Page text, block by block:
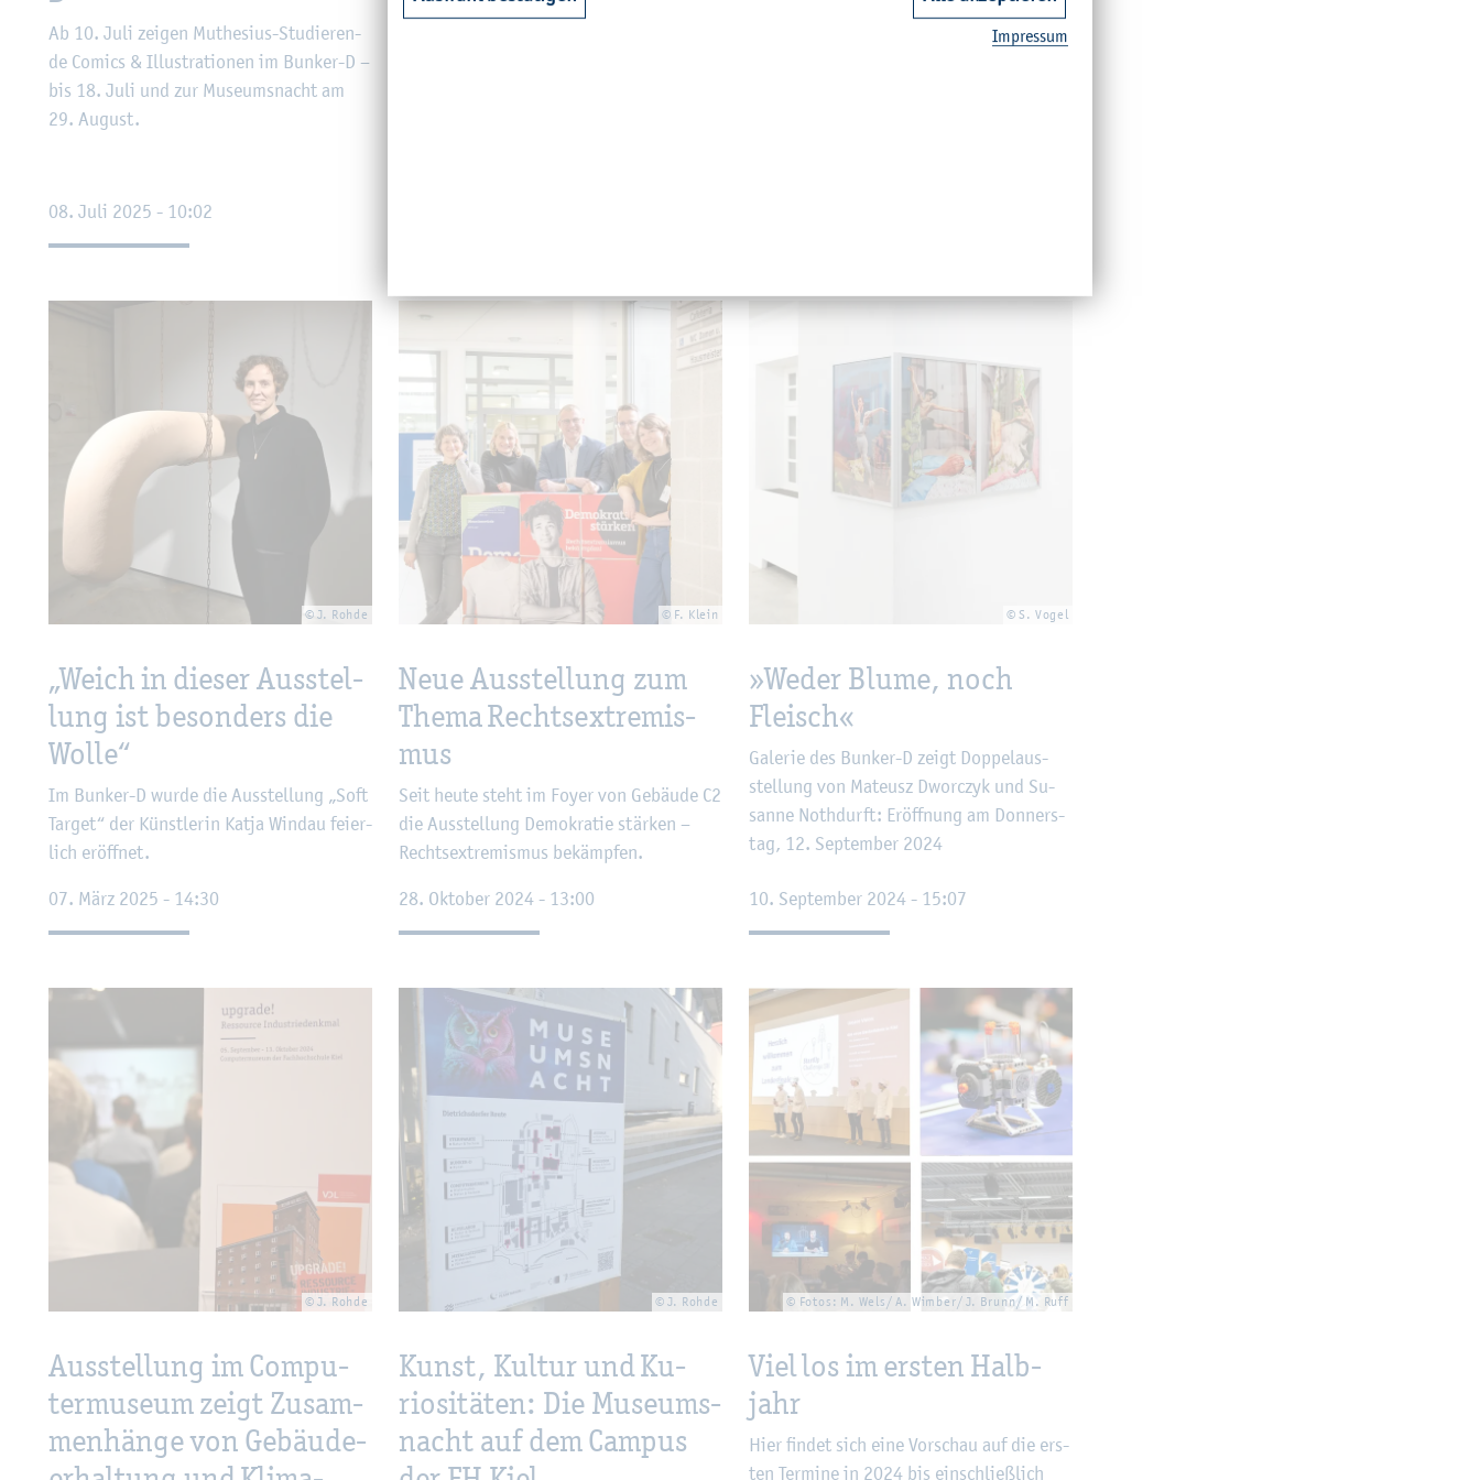
Ab 10. Juli zei­gen Muthe­si­us-Stu­die­ren­
de Co­mics & Il­lus­tra­tio­nen im Bun­ker-D –
bis 18. Juli und zur Mu­se­ums­nacht am
29. Au­gust.
08. Juli 2025 - 10:02
Ent­wer­fen leh­ren.
Mai im Bun­ker-D Ar­bei­ten aus Pra­xis,
© J. Rohde
„Weich in die­ser Aus­stel­
lung ist be­son­ders die
Wolle“
Im Bun­ker-D wurde die Aus­stel­lung „Soft
Tar­get“ der Künst­le­rin Katja Windau fei­er­
lich er­öff­net.
07. März 2025 - 14:30
© F. Klein
Neue Aus­stel­lung zum
Thema Rechts­ex­tre­mis­
mus
Seit heute steht im Foyer von Ge­bäu­de C2
die Aus­stel­lung De­mo­kra­tie stär­ken –
Rechts­ex­tre­mis­mus be­kämp­fen.
28. Ok­to­ber 2024 - 13:00
© S. Vogel
»Weder Blume, noch
Fleisch«
Ga­le­rie des Bun­ker-D zeigt Dop­pel­aus­
stel­lung von Ma­teusz Dwor­c­zyk und Su­
san­ne Noth­durft: Er­öff­nung am Don­ners­
tag, 12. Sep­tem­ber 2024
10. Sep­tem­ber 2024 - 15:07
© J. Rohde
Aus­stel­lung im Com­pu­
ter­mu­se­um zeigt Zu­sam­
men­hän­ge von Ge­bäu­de­
© J. Rohde
Kunst, Kul­tur und Ku­
rio­si­tä­ten: Die Mu­se­ums­
nacht auf dem Cam­pus
© Fotos: M. Wels/ A. Wim­ber/ J. Brunn/ M. Ruff
Viel los im ers­ten Halb­
jahr
Hier fin­det sich eine Vor­schau auf die ers­
ten Ter­mi­ne in 2024 bis ein­schlie­ß­lich
Im­pres­sum